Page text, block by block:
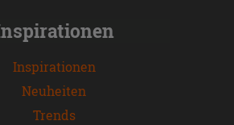
Inspirationen
Neuheiten
Trends